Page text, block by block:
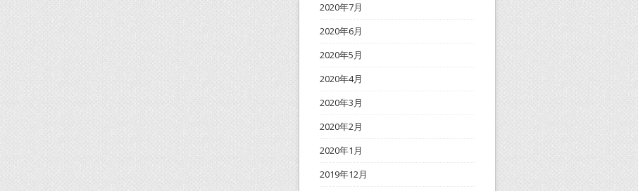
2020年7月
2020年6月
2020年5月
2020年4月
2020年3月
2020年2月
2020年1月
2019年12月